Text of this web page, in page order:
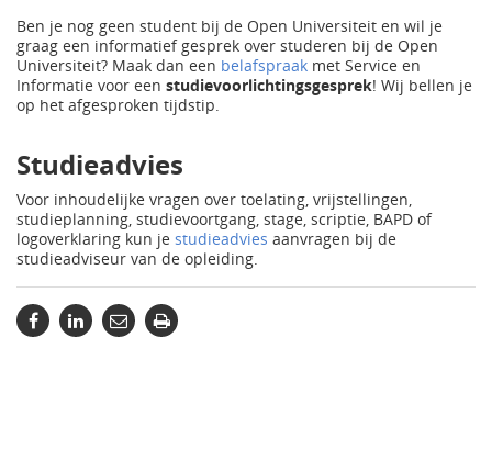
Ben je nog geen student bij de Open Universiteit en wil je
graag een informatief gesprek over studeren bij de Open
Universiteit? Maak dan een belafspraak met Service en
Informatie voor een studievoorlichtingsgesprek! Wij bellen je
op het afgesproken tijdstip.
Studieadvies
Voor inhoudelijke vragen over toelating, vrijstellingen,
studieplanning, studievoortgang, stage, scriptie, BAPD of
logoverklaring kun je studieadvies aanvragen bij de
studieadviseur van de opleiding.